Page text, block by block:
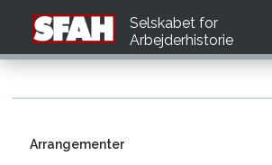
Selskabet for
Arbejderhistorie
Arrangementer